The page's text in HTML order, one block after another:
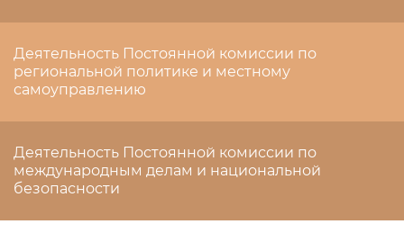
Деятельность Постоянной комиссии по
региональной политике и местному
самоуправлению
Деятельность Постоянной комиссии по
международным делам и национальной
безопасности